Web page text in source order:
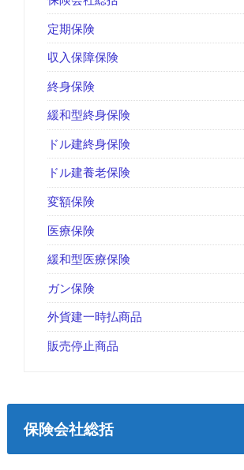
定期保険
収入保障保険
終身保険
緩和型終身保険
ドル建終身保険
ドル建養老保険
変額保険
医療保険
緩和型医療保険
ガン保険
外貨建一時払商品
販売停止商品
保険会社総括